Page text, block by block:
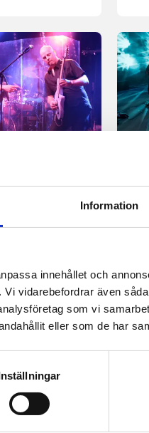
Information
innehållet och
vidarebefordrar även
som vi
eller som de har
– nya skivan
hjärtan”